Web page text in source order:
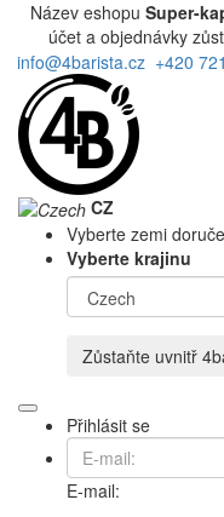
Název eshopu Super-
účet a objednávky
info@4barista.cz +420
CZ
Vyberte zemi
Vyberte krajinu
Zůstaňte uvnitř
Přihlásit se
E-mail: